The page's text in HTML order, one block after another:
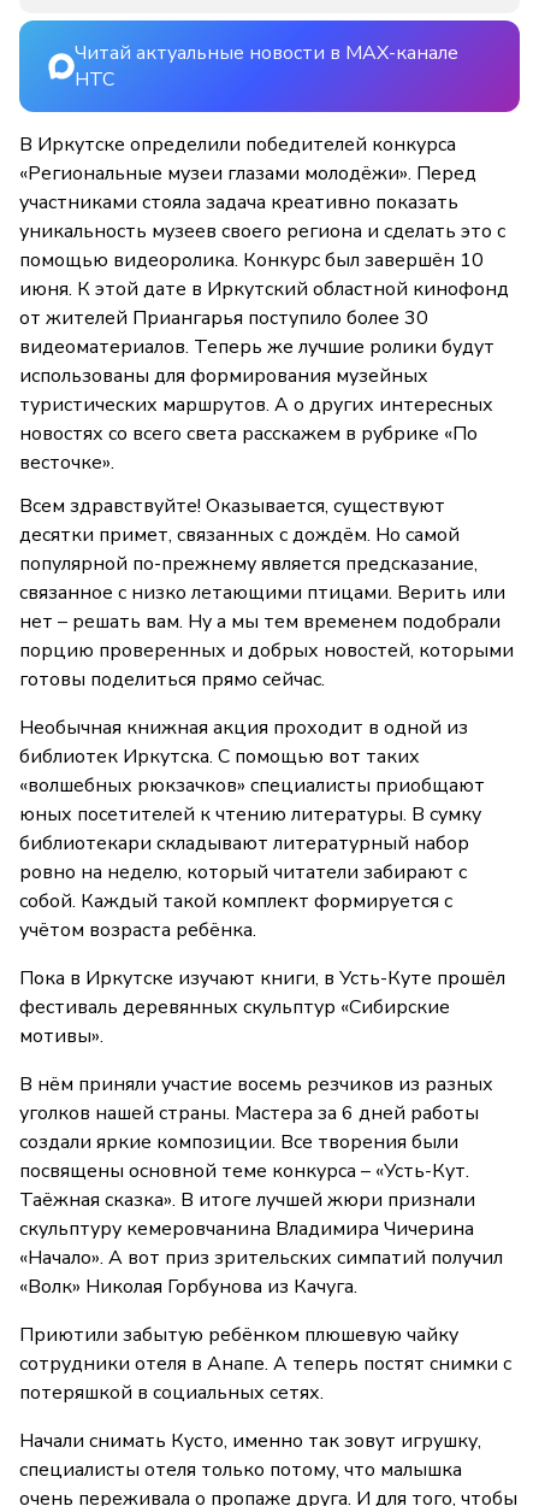
Читай актуальные новости в MAX-канале
НТС
В Иркутске определили победителей конкурса
«Региональные музеи глазами молодёжи». Перед
участниками стояла задача креативно показать
уникальность музеев своего региона и сделать это с
помощью видеоролика. Конкурс был завершён 10
июня. К этой дате в Иркутский областной кинофонд
от жителей Приангарья поступило более 30
видеоматериалов. Теперь же лучшие ролики будут
использованы для формирования музейных
туристических маршрутов. А о других интересных
новостях со всего света расскажем в рубрике «По
весточке».
Всем здравствуйте! Оказывается, существуют
десятки примет, связанных с дождём. Но самой
популярной по-прежнему является предсказание,
связанное с низко летающими птицами. Верить или
нет – решать вам. Ну а мы тем временем подобрали
порцию проверенных и добрых новостей, которыми
готовы поделиться прямо сейчас.
Необычная книжная акция проходит в одной из
библиотек Иркутска. С помощью вот таких
«волшебных рюкзачков» специалисты приобщают
юных посетителей к чтению литературы. В сумку
библиотекари складывают литературный набор
ровно на неделю, который читатели забирают с
собой. Каждый такой комплект формируется с
учётом возраста ребёнка.
Пока в Иркутске изучают книги, в Усть-Куте прошёл
фестиваль деревянных скульптур «Сибирские
мотивы».
В нём приняли участие восемь резчиков из разных
уголков нашей страны. Мастера за 6 дней работы
создали яркие композиции. Все творения были
посвящены основной теме конкурса – «Усть-Кут.
Таёжная сказка». В итоге лучшей жюри признали
скульптуру кемеровчанина Владимира Чичерина
«Начало». А вот приз зрительских симпатий получил
«Волк» Николая Горбунова из Качуга.
Приютили забытую ребёнком плюшевую чайку
сотрудники отеля в Анапе. А теперь постят снимки с
потеряшкой в социальных сетях.
Начали снимать Кусто, именно так зовут игрушку,
специалисты отеля только потому, что малышка
очень переживала о пропаже друга. И для того, чтобы